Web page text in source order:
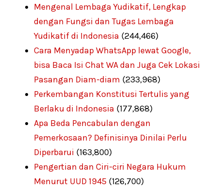
Mengenal Lembaga Yudikatif, Lengkap
dengan Fungsi dan Tugas Lembaga
Yudikatif di Indonesia (244,466)
Cara Menyadap WhatsApp lewat Google,
bisa Baca Isi Chat WA dan Juga Cek Lokasi
Pasangan Diam-diam (233,968)
Perkembangan Konstitusi Tertulis yang
Berlaku di Indonesia (177,868)
Apa Beda Pencabulan dengan
Pemerkosaan? Definisinya Dinilai Perlu
Diperbarui (163,800)
Pengertian dan Ciri-ciri Negara Hukum
Menurut UUD 1945 (126,700)